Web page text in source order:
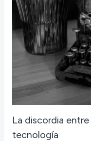
La discordia
tecnología